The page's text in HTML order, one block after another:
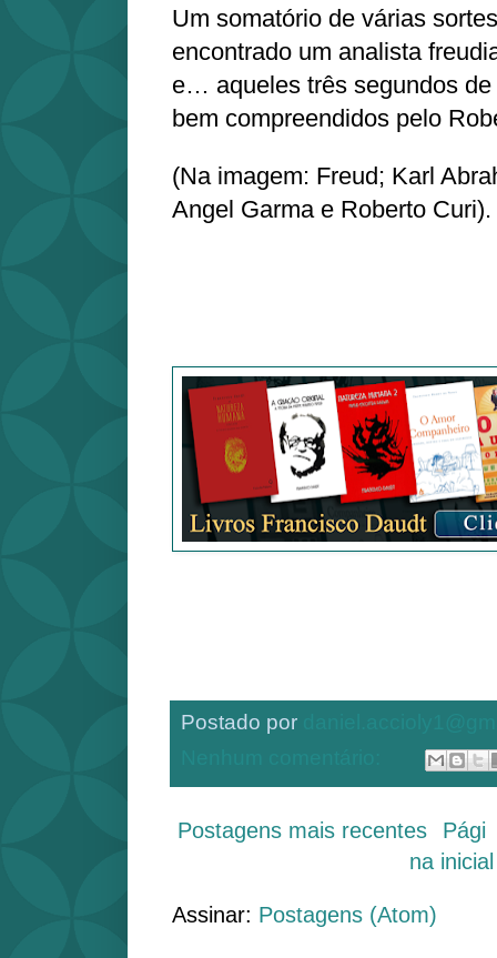
Um somatório de várias
encontrado um analista
e… aqueles três segundos
bem compreendidos pelo
(Na imagem: Freud; Karl
Angel Garma e Roberto Curi).
Postado por
Postagens mais recentes
Pági
na inicial
Assinar: Postagens (Atom)